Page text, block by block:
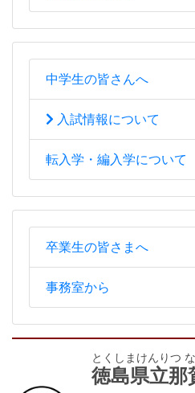
中学生の皆さんへ
入試情報について
転入学・編入学について
卒業生の皆さまへ
事務室から
とくしまけんりつ
徳島県立那